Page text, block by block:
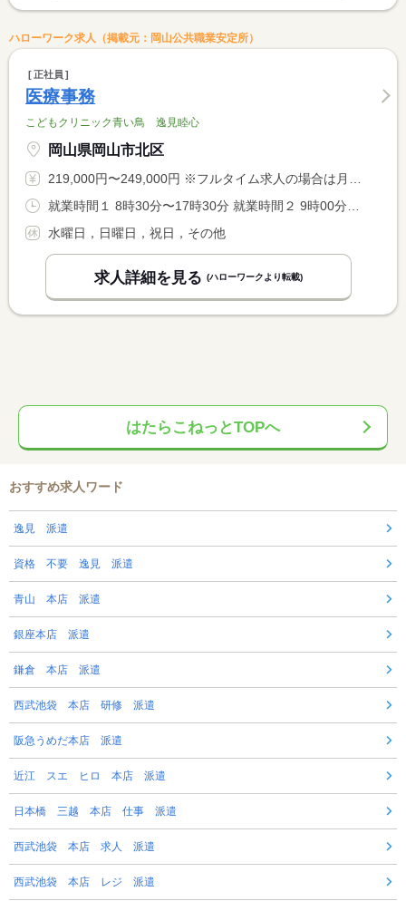
ハローワーク求人（掲載元：岡山公共職業安定所）
正社員
医療事務
こどもクリニック青い鳥 逸見睦心
岡山県岡山市北区
219,000円〜249,000円 ※フルタイム求人の場合は月額（換算額）、パート求人の場合は時間額を表示しています。
水曜日，日曜日，祝日，その他
求人詳細を見る (ハローワークより転載)
はたらこねっとTOPへ
おすすめ求人ワード
逸見 派遣
資格 不要 逸見 派遣
青山 本店 派遣
銀座本店 派遣
鎌倉 本店 派遣
西武池袋 本店 研修 派遣
阪急うめだ本店 派遣
近江 スエ ヒロ 本店 派遣
日本橋 三越 本店 仕事 派遣
西武池袋 本店 求人 派遣
西武池袋 本店 レジ 派遣